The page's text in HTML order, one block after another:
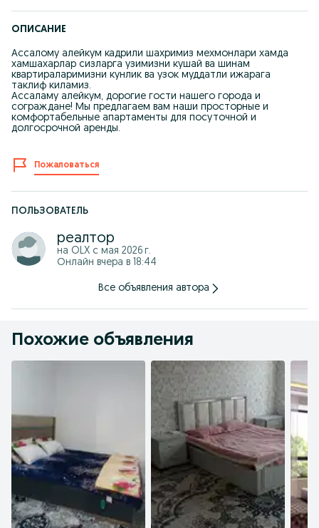
ОПИСАНИЕ
Ассалому алейкум кадрили шахримиз мехмонлари хамда
хамшахарлар сизларга узимизни кушай ва шинам
квартираларимизни кунлик ва узок муддатли ижарага
таклиф киламиз.
Ассаламу алейкум, дорогие гости нашего города и
сограждане! Мы предлагаем вам наши просторные и
комфортабельные апартаменты для посуточной и
долгосрочной аренды.
Пожаловаться
ПОЛЬЗОВАТЕЛЬ
реалтор
на OLX с мая 2026 г.
Онлайн вчера в 18:44
Все объявления автора
Похожие объявления